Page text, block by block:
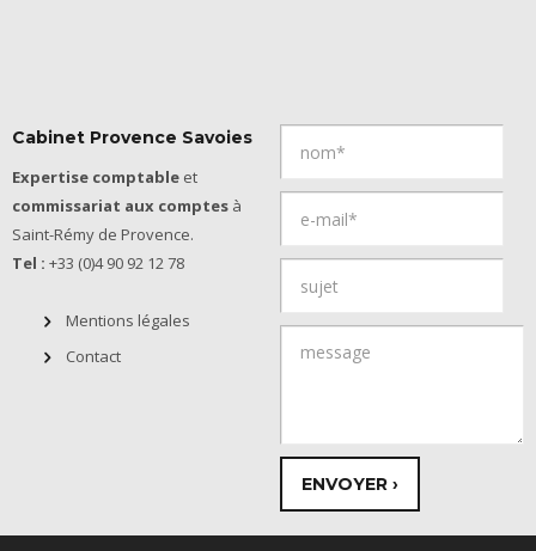
Cabinet Provence Savoies
Expertise comptable et
commissariat aux comptes à
Saint-Rémy de Provence.
Tel : +33 (0)4 90 92 12 78
Mentions légales
Contact